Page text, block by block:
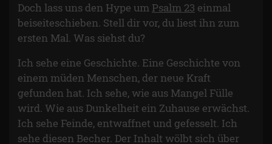
Doch lass uns den Hype um Psalm 23 einmal
beiseiteschieben. Stell dir vor, du liest ihn zum
ersten Mal. Was siehst du?
Ich sehe eine Geschichte. Eine Geschichte von
einem müden Menschen, der neue Kraft
gefunden hat. Ich sehe, wie aus Mangel Fülle
wird. Wie aus Dunkelheit ein Zuhause erwächst.
Ich sehe Feinde, entwaffnet und gefesselt. Ich
sehe diesen Becher. Der Inhalt wölbt sich über